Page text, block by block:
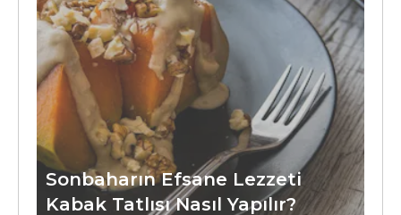
Sonbaharın Efsane Lezzeti
Kabak Tatlısı Nasıl Yapılır?